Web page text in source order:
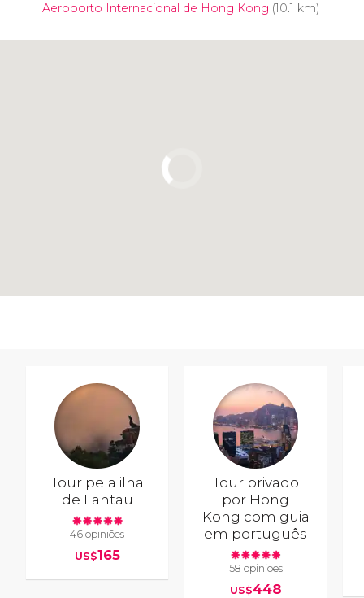
Aeroporto Internacional de Hong Kong (10.1 km)
Tour pela ilha
de Lantau
46 opiniões
US$165
Tour privado
por Hong
Kong com guia
em português
58 opiniões
US$448